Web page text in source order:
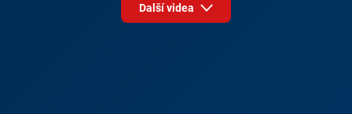
Další videa